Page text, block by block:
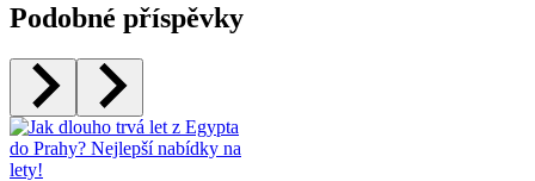
Podobné příspěvky